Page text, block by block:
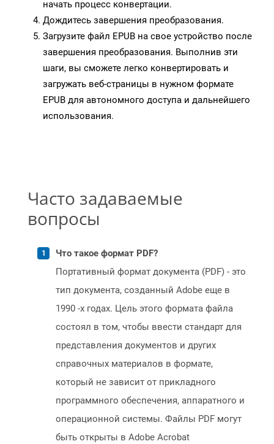
начать процесс конвертации.
Дождитесь завершения преобразования.
Загрузите файл EPUB на свое устройство после
завершения преобразования. Выполнив эти
шаги, вы сможете легко конвертировать и
загружать веб-страницы в нужном формате
EPUB для автономного доступа и дальнейшего
использования.
Часто задаваемые
вопросы
Что такое формат PDF?
Портативный формат документа (PDF) - это
тип документа, созданный Adobe еще в
1990 -х годах. Цель этого формата файла
состоял в том, чтобы ввести стандарт для
представления документов и других
справочных материалов в формате,
который не зависит от прикладного
программного обеспечения, аппаратного и
операционной системы. Файлы PDF могут
быть открыты в Adobe Acrobat